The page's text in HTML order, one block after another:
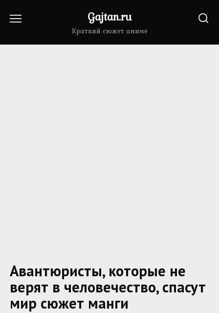
Gajtan.ru
Краткий сюжет аниме
Авантюристы, которые не
верят в человечество, спасут
мир сюжет манги